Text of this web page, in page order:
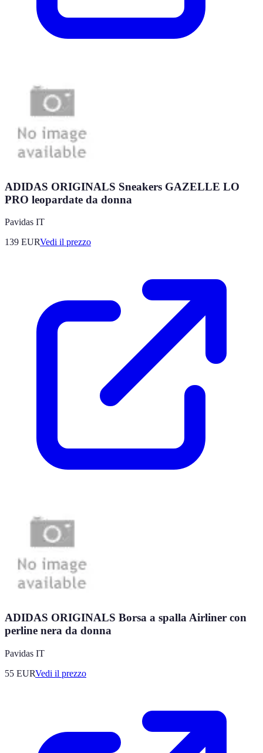
ADIDAS ORIGINALS Sneakers GAZELLE LO
PRO leopardate da donna
Pavidas IT
139 EURVedi il prezzo
ADIDAS ORIGINALS Borsa a spalla Airliner con
perline nera da donna
Pavidas IT
55 EURVedi il prezzo